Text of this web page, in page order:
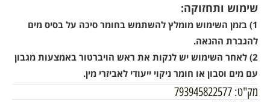
שימוש ותחזוקה:
1) בזמן השימוש מומלץ להשתמש בחומר סיכה על בסיס מים
להגברת ההנאה.
2) לאחר השימוש יש לנקות את ראש הויברטור באמצעות מגבון
עם מים וסבון או חומר ניקוי ייעודי לאביזרי מין.
מק"ט: 793945822577